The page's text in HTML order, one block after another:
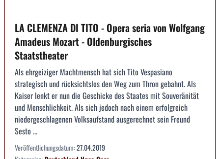
LA CLEMENZA DI TITO - Opera seria von Wolfgang
Amadeus Mozart - Oldenburgisches
Staatstheater
Als ehrgeiziger Machtmensch hat sich Tito Vespasiano
strategisch und rücksichtslos den Weg zum Thron gebahnt. Als
Kaiser lenkt er nun die Geschicke des Staates mit Souveränität
und Menschlichkeit. Als sich jedoch nach einem erfolgreich
niedergeschlagenen Volksaufstand ausgerechnet sein Freund
Sesto ...
Veröffentlichungsdatum:27.04.2019